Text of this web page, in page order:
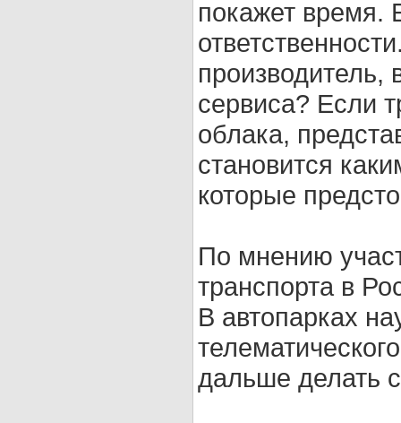
покажет время.
производитель,
сервиса? Если
облака,
становится
которые
По мнению
транспорта в
В автопарках
дальше делать